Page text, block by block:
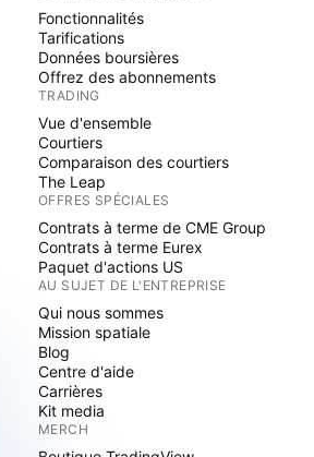
Fonctionnalités
Tarifications
Données boursières
Offrez des abonnements
TRADING
Vue d'ensemble
Courtiers
Comparaison des courtiers
The Leap
OFFRES SPÉCIALES
Contrats à terme de CME Group
Contrats à terme Eurex
Paquet d'actions US
AU SUJET DE L'ENTREPRISE
Qui nous sommes
Mission spatiale
Blog
Centre d'aide
Carrières
Kit media
MERCH